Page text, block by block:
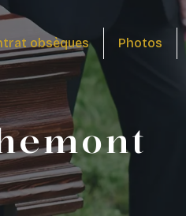
obsèques Photos